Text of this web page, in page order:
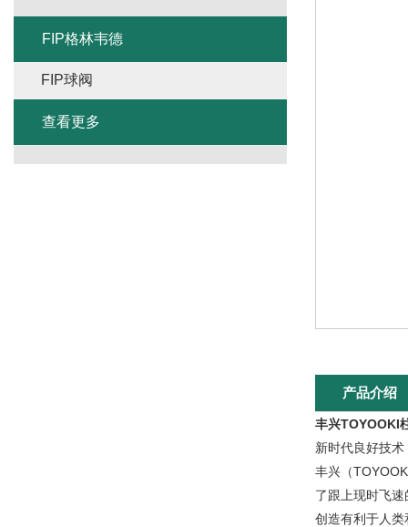
产品介绍
丰兴TOYOOKI
新时代良好技术
丰兴（
了跟上现时飞
创造有利于人
FIP格林韦德
FIP球阀
查看更多